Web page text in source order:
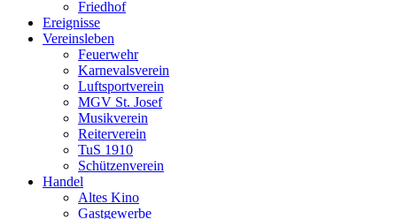
Friedhof
Ereignisse
Vereinsleben
Feuerwehr
Karnevalsverein
Luftsportverein
MGV St. Josef
Musikverein
Reiterverein
TuS 1910
Schützenverein
Handel
Altes Kino
Gastgewerbe